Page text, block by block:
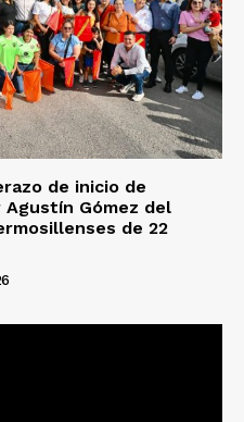
de inicio de
Gómez del
de 22